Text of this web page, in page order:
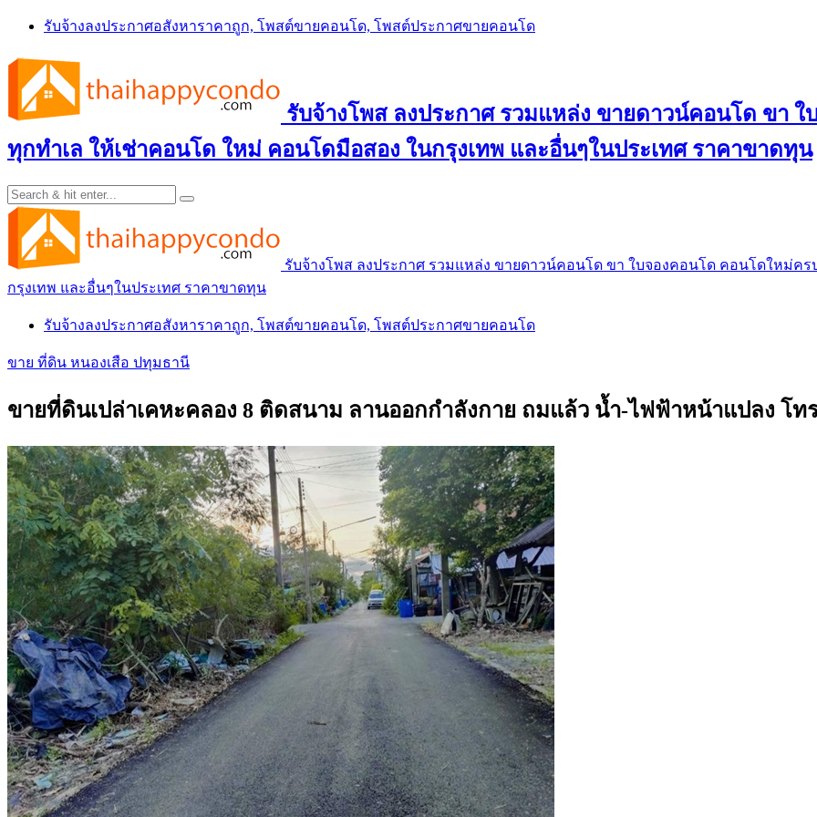
Skip
content
รับจ้างลงประกาศอสังหาราคาถูก, โพสต์ขายคอนโด, โพสต์ประกาศขายคอนโด
รับจ้างโพส ลงประกาศ รวมแหล่ง ขายดาวน์คอนโด ขา
ทุกทำเล ให้เช่าคอนโด ใหม่ คอนโดมือสอง ในกรุงเทพ และอื่นๆในประเทศ ราคาขาดทุน
รับจ้างโพส ลงประกาศ รวมแหล่ง ขายดาวน์คอนโด ขา ใบจองคอนโด คอนโดใหม่ค
กรุงเทพ และอื่นๆในประเทศ ราคาขาดทุน
รับจ้างลงประกาศอสังหาราคาถูก, โพสต์ขายคอนโด, โพสต์ประกาศขายคอนโด
ขาย ที่ดิน หนองเสือ ปทุมธานี
ขายที่ดินเปล่าเคหะคลอง 8 ติดสนาม ลานออกกำลังกาย ถมแล้ว น้ำ-ไฟฟ้าหน้าแปลง โทร